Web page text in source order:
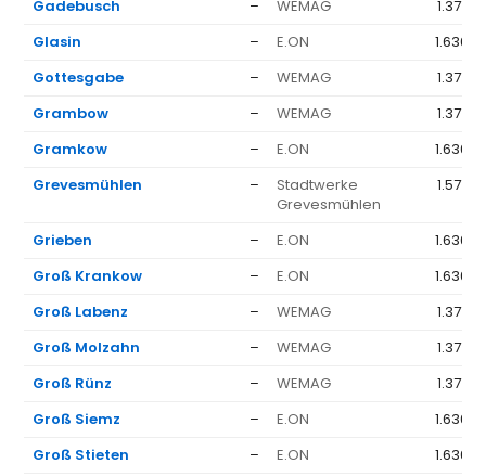
Gadebusch
– WEMAG
1.377 €
Glasin
– E.ON
1.636 €
Gottesgabe
– WEMAG
1.377 €
Grambow
– WEMAG
1.377 €
Gramkow
– E.ON
1.636 €
Grevesmühlen
–
Stadtwerke
Grevesmühlen
1.577 €
Grieben – E.ON
1.636 €
Groß Krankow
– E.ON
1.636 €
Groß Labenz
– WEMAG
1.377 €
Groß Molzahn
– WEMAG
1.377 €
Groß Rünz
– WEMAG
1.377 €
Groß Siemz
– E.ON
1.636 €
Groß Stieten
– E.ON 1.636 €